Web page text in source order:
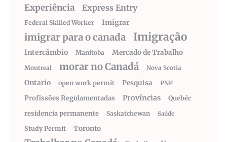
Experiência Express Entry
Federal Skilled Worker Imigrar
imigrar para o canada Imigração
Intercâmbio Manitoba Mercado de Trabalho
Montreal morar no Canadá Nova Scotia
Ontario open work permit Pesquisa PNP
Profissões Regulamentadas Províncias
Quebéc
residencia permanente
Saskatchewan Saúde
Study Permit Toronto